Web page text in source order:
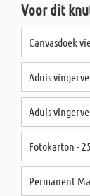
Voor dit
Canvasdoek
Aduis
Aduis
Fotokarton -
Permanent